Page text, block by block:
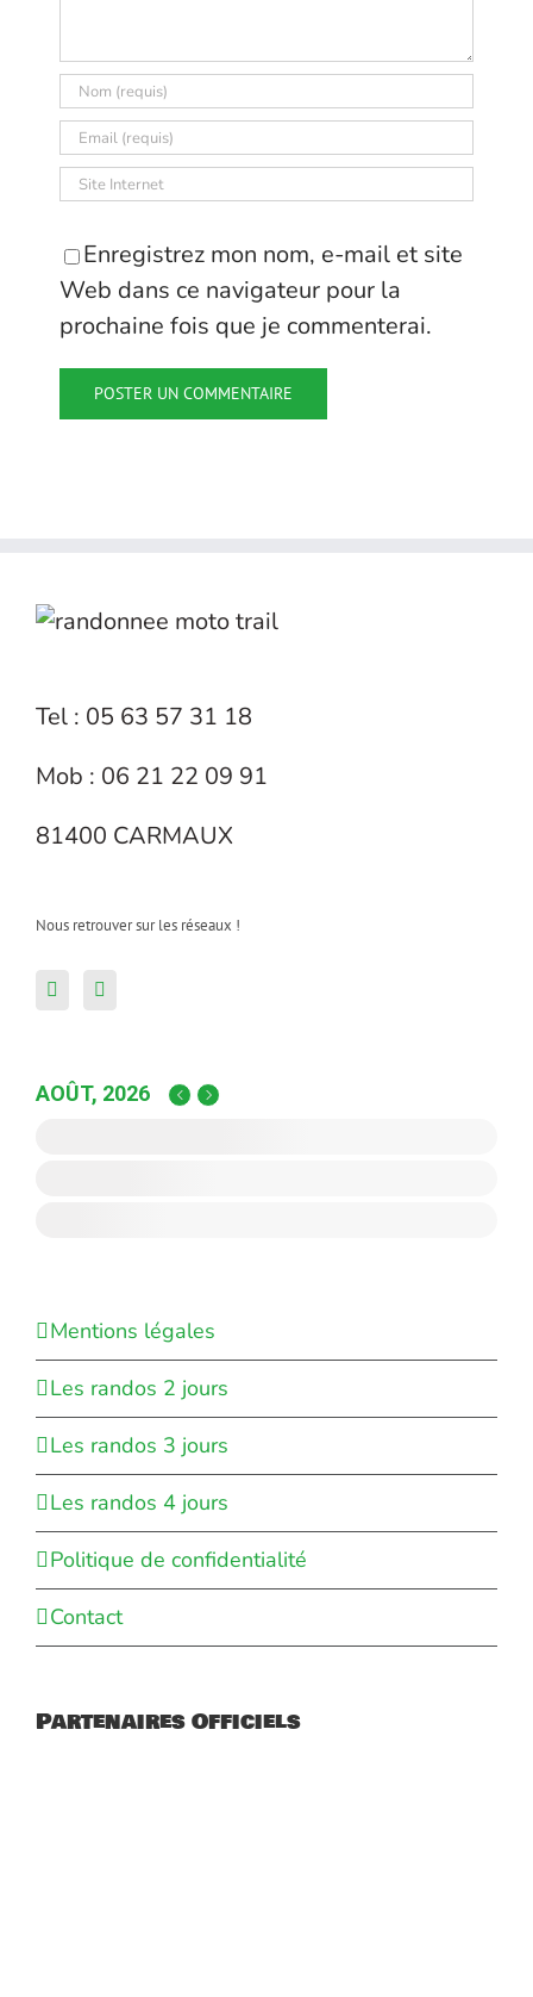
Enregistrez mon nom, e-mail et site
Web dans ce navigateur pour la
prochaine fois que je commenterai.
Tel : 05 63 57 31 18
Mob : 06 21 22 09 91
81400 CARMAUX
Nous retrouver sur les réseaux !
AOÛT, 2026
Mentions légales
Les randos 2 jours
Les randos 3 jours
Les randos 4 jours
Politique de confidentialité
Contact
Partenaires Officiels